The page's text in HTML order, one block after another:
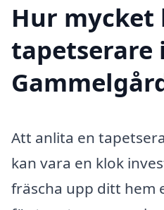
Hur mycket
tapetserare i
Att anlita en
kan vara en klok
fräscha upp ditt hem